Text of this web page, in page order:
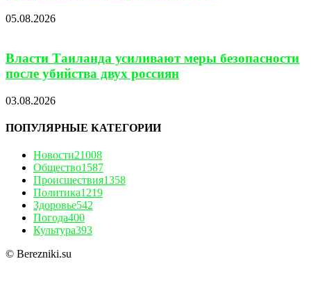
05.08.2026
Власти Таиланда усиливают меры безопасности
после убийства двух россиян
03.08.2026
ПОПУЛЯРНЫЕ КАТЕГОРИИ
Новости21008
Общество1587
Происшествия1358
Политика1219
Здоровье542
Погода400
Культура393
© Berezniki.su